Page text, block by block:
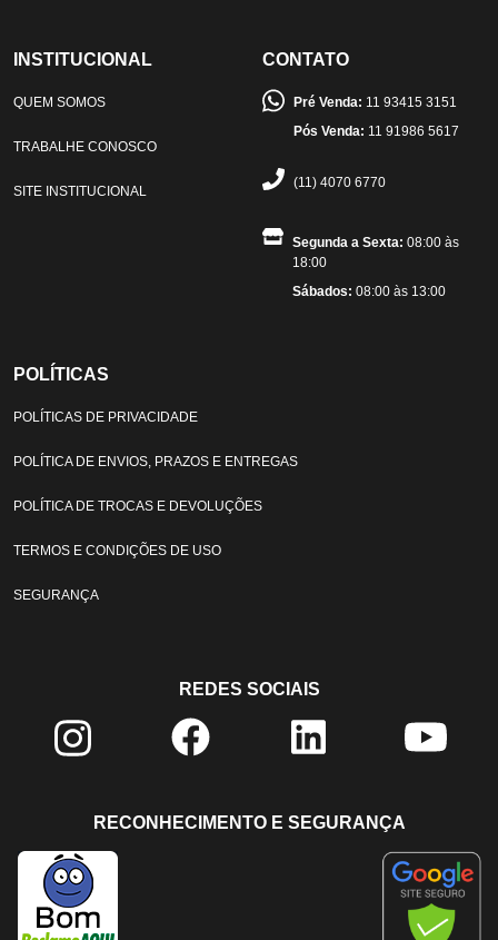
INSTITUCIONAL
QUEM SOMOS
TRABALHE CONOSCO
SITE INSTITUCIONAL
CONTATO
Pré Venda: 11 93415 3151
Pós Venda: 11 91986 5617
(11) 4070 6770
Segunda a Sexta: 08:00 às
18:00
Sábados: 08:00 às 13:00
POLÍTICAS
POLÍTICAS DE PRIVACIDADE
POLÍTICA DE ENVIOS, PRAZOS E ENTREGAS
POLÍTICA DE TROCAS E DEVOLUÇÕES
TERMOS E CONDIÇÕES DE USO
SEGURANÇA
REDES SOCIAIS
RECONHECIMENTO E SEGURANÇA